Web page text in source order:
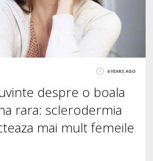
6 YEARS AGO
despre o boala
rara: sclerodermia
mai mult femeile